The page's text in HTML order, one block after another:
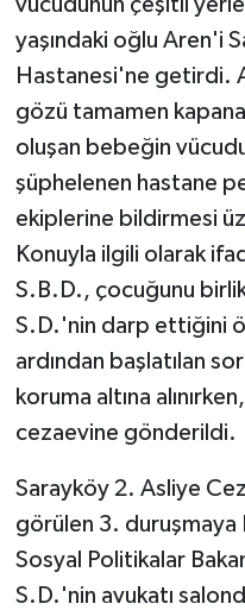
vücudunun çeşitli
yaşındaki oğlu Aren'i
Hastanesi'ne getirdi.
gözü tamamen
oluşan bebeğin
şüphelenen hastane
ekiplerine bildirmesi
Konuyla ilgili olarak
S.B.D., çocuğunu
S.D.'nin darp ettiğini
ardından başlatılan
koruma altına
cezaevine gönderildi.
Sarayköy 2. Asliye
görülen 3. duruşmaya
Sosyal Politikalar
S.D.'nin avukatı